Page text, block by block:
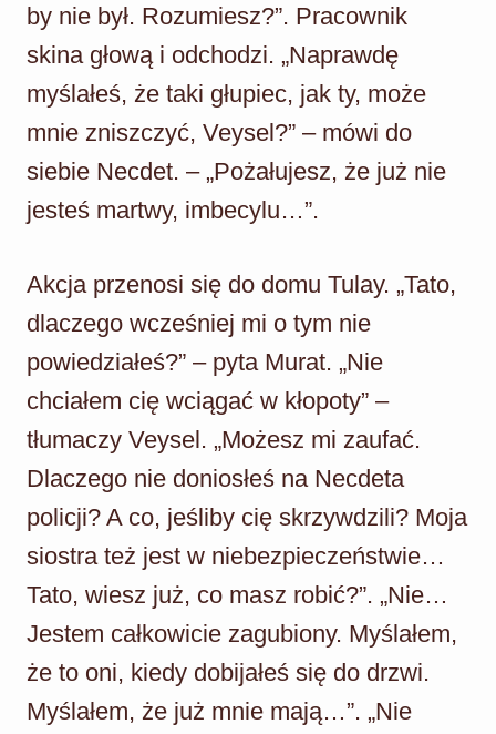
by nie był. Rozumiesz?”. Pracownik
skina głową i odchodzi. „Naprawdę
myślałeś, że taki głupiec, jak ty, może
mnie zniszczyć, Veysel?” – mówi do
siebie Necdet. – „Pożałujesz, że już nie
jesteś martwy, imbecylu…”.
Akcja przenosi się do domu Tulay. „Tato,
dlaczego wcześniej mi o tym nie
powiedziałeś?” – pyta Murat. „Nie
chciałem cię wciągać w kłopoty” –
tłumaczy Veysel. „Możesz mi zaufać.
Dlaczego nie doniosłeś na Necdeta
policji? A co, jeśliby cię skrzywdzili? Moja
siostra też jest w niebezpieczeństwie…
Tato, wiesz już, co masz robić?”. „Nie…
Jestem całkowicie zagubiony. Myślałem,
że to oni, kiedy dobijałeś się do drzwi.
Myślałem, że już mnie mają…”. „Nie